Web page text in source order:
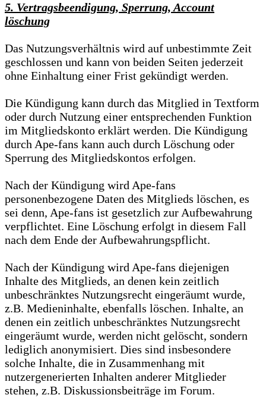
5. Vertragsbeendigung, Sperrung, Account
löschung
Das Nutzungsverhältnis wird auf unbestimmte Zeit
geschlossen und kann von beiden Seiten jederzeit
ohne Einhaltung einer Frist gekündigt werden.
Die Kündigung kann durch das Mitglied in Textform
oder durch Nutzung einer entsprechenden Funktion
im Mitgliedskonto erklärt werden. Die Kündigung
durch Ape-fans kann auch durch Löschung oder
Sperrung des Mitgliedskontos erfolgen.
Nach der Kündigung wird Ape-fans
personenbezogene Daten des Mitglieds löschen, es
sei denn, Ape-fans ist gesetzlich zur Aufbewahrung
verpflichtet. Eine Löschung erfolgt in diesem Fall
nach dem Ende der Aufbewahrungspflicht.
Nach der Kündigung wird Ape-fans diejenigen
Inhalte des Mitglieds, an denen kein zeitlich
unbeschränktes Nutzungsrecht eingeräumt wurde,
z.B. Medieninhalte, ebenfalls löschen. Inhalte, an
denen ein zeitlich unbeschränktes Nutzungsrecht
eingeräumt wurde, werden nicht gelöscht, sondern
lediglich anonymisiert. Dies sind insbesondere
solche Inhalte, die in Zusammenhang mit
nutzergenerierten Inhalten anderer Mitglieder
stehen, z.B. Diskussionsbeiträge im Forum.